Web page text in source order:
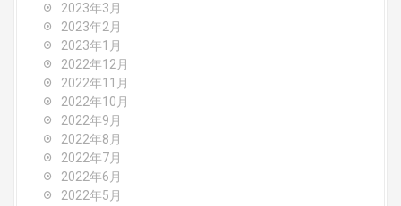
2023年3月
2023年2月
2023年1月
2022年12月
2022年11月
2022年10月
2022年9月
2022年8月
2022年7月
2022年6月
2022年5月